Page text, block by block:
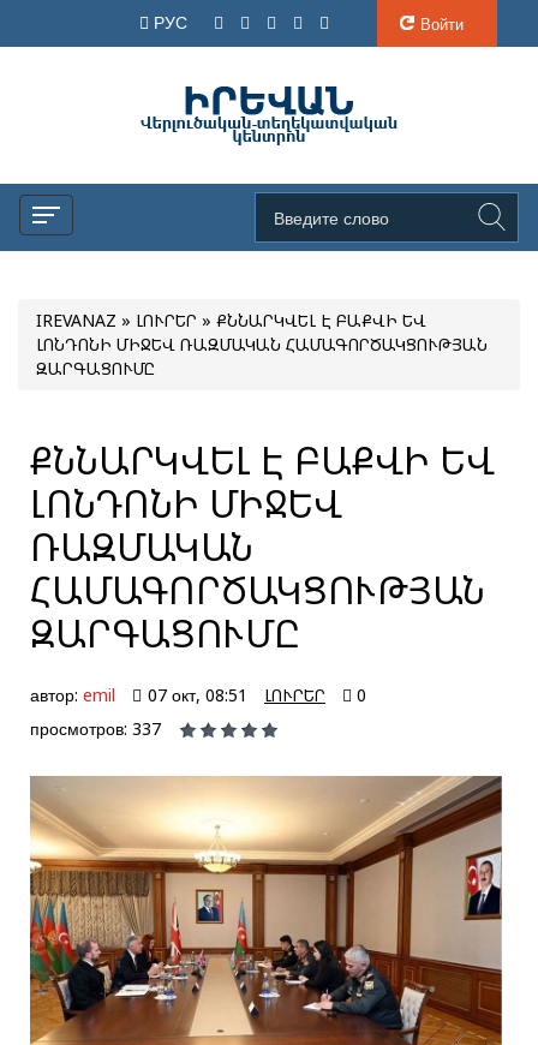
РУС Войти
IREVANAZ » ԼՈՒՐԵՐ » ՔՆՆԱՐԿՎԵԼ Է ԲԱՔՎԻ ԵՎ
ԼՈՆԴՈՆԻ ՄԻՋԵՎ ՌԱԶՄԱԿԱՆ ՀԱՄԱԳՈՐԾԱԿՑՈՒԹՅԱՆ
ԶԱՐԳԱՑՈՒՄԸ
ՔՆՆԱՐԿՎԵԼ Է ԲԱՔՎԻ ԵՎ
ԼՈՆԴՈՆԻ ՄԻՋԵՎ
ՌԱԶՄԱԿԱՆ
ՀԱՄԱԳՈՐԾԱԿՑՈՒԹՅԱՆ
ԶԱՐԳԱՑՈՒՄԸ
автор: emil 07 окт, 08:51 ԼՈՒՐԵՐ
0
просмотров: 337